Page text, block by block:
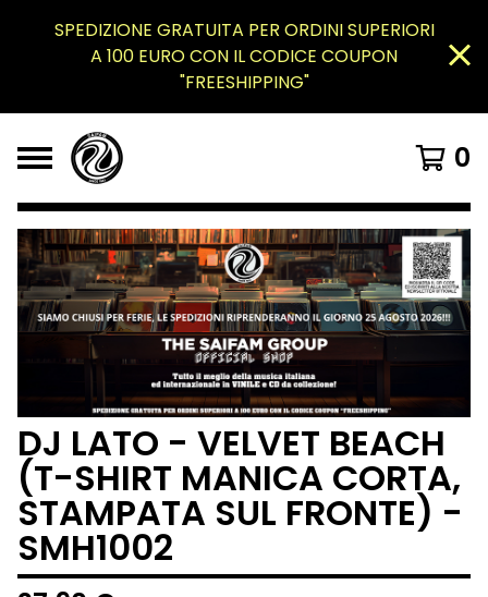
SPEDIZIONE GRATUITA PER ORDINI SUPERIORI
A 100 EURO CON IL CODICE COUPON
"FREESHIPPING"
0
DJ LATO - VELVET BEACH
(T-SHIRT MANICA CORTA,
STAMPATA SUL FRONTE) -
SMH1002